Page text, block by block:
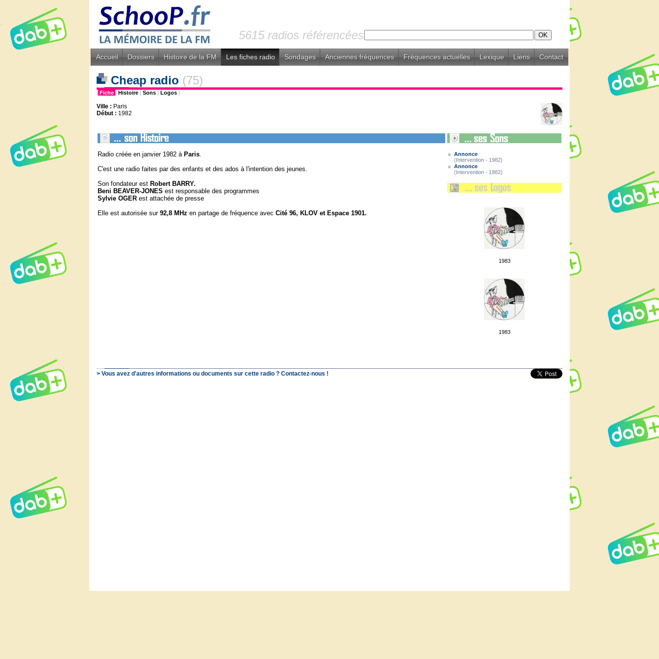
5615 radios référencées
Accueil Dossiers Histoire de la FM Les fiches radio Sondages Anciennes fréquences Fréquences actuelles Lexique Liens Contact
Cheap radio (75)
| Fiche | Histoire | Sons | Logos |
Ville : Paris
Début : 1982
Radio créée en janvier 1982 à Paris.
C'est une radio faites par des enfants et des ados à l'intention des jeunes.
Son fondateur est Robert BARRY.
Beni BEAVER-JONES est responsable des programmes
Sylvie OGER est attachée de presse
Elle est autorisée sur 92,8 MHz en partage de fréquence avec Cité 96, KLOV et Espace 1901.
Annonce
(Intervention - 1982)
Annonce
(Intervention - 1982)
1983
1983
> Vous avez d'autres informations ou documents sur cette radio ? Contactez-nous !